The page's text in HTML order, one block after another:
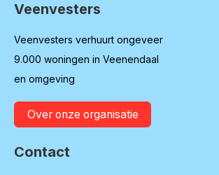
Contactinformatie
Veenvesters
Veenvesters verhuurt ongeveer
9.000 woningen in Veenendaal
en omgeving
Over onze organisatie
Contact